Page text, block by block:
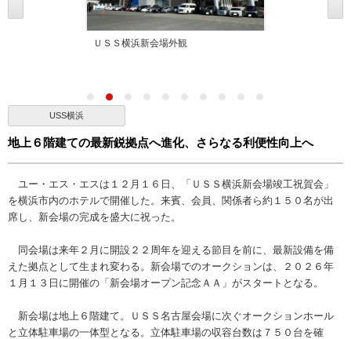
ＵＳＳ横浜新会場外観
USS横浜
地上６階建ての最新鋭拠点へ進化、さらなる利便性向上へ
ユー・エス・エスは１２月１６日、「ＵＳＳ横浜新会場竣工祝賀会」
を横浜市内のホテルで開催した。来賓、会員、関係者ら約１５０名が出
席し、新会場の完成を盛大に祝った。
同会場は来年２月に開設２２周年を迎える節目を前に、最新設備を備
えた拠点として生まれ変わる。新会場でのオークションは、２０２６年
１月１３日に開催の「新会場オープン記念ＡＡ」がスタートとなる。
新会場は地上６階建て。ＵＳＳ名古屋会場に次ぐオークションホール
と立体駐車場の一体型となる。立体駐車場の収容台数は７５０台を確